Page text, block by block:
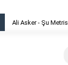
Ali Asker - Şu